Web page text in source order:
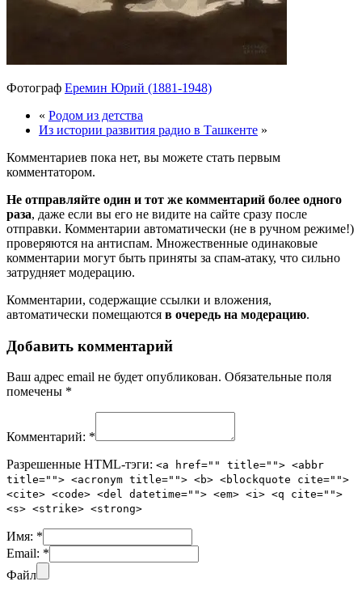
Фотограф Еремин Юрий (1881-1948)
« Родом из детства
Из истории развития радио в Ташкенте »
Комментариев пока нет, вы можете стать первым
комментатором.
Не отправляйте один и тот же комментарий более одного
раза, даже если вы его не видите на сайте сразу после
отправки. Комментарии автоматически (не в ручном режиме!)
проверяются на антиспам. Множественные одинаковые
комментарии могут быть приняты за спам-атаку, что сильно
затрудняет модерацию.
Комментарии, содержащие ссылки и вложения,
автоматически помещаются в очередь на модерацию.
Добавить комментарий
Ваш адрес email не будет опубликован. Обязательные поля
помечены *
Комментарий: *
Разрешенные HTML-тэги: <a href="" title=""> <abbr
title=""> <acronym title=""> <b> <blockquote cite="">
<cite> <code> <del datetime=""> <em> <i> <q cite="">
<s> <strike> <strong>
Имя: *
Email: *
Файл